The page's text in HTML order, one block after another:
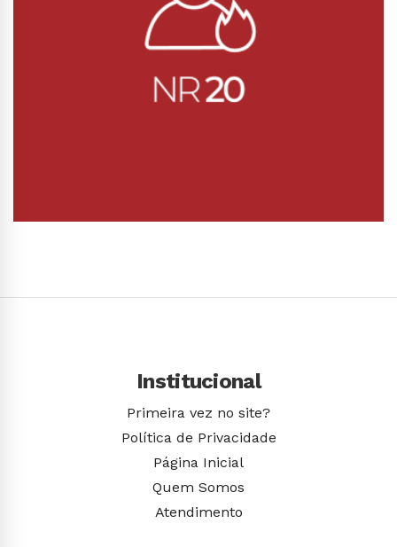
Institucional
Primeira vez no site?
Política de Privacidade
Página Inicial
Quem Somos
Atendimento